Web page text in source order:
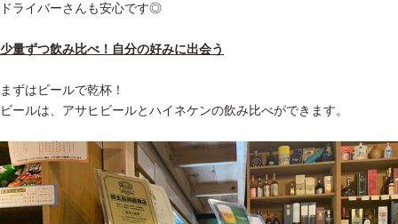
ドライバーさんも安心です◎
少量ずつ飲み比べ！自分の好みに出会う
まずはビールで乾杯！
ビールは、アサヒビールとハイネケンの飲み比べができます。